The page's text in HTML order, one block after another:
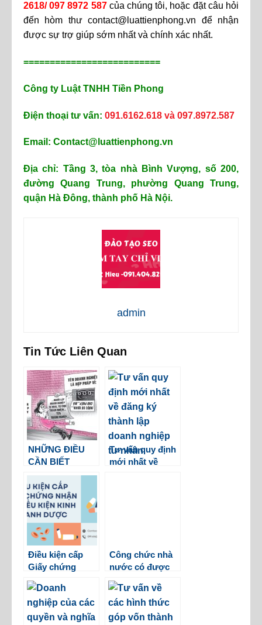
2618/ 097 8972 587của chúng tôi, hoặc đặt câu hỏi
đến hòm thưcontact@luattienphong.vn để nhận
được sự trợ giúp sớm nhất và chính xác nhất.
==========================
Công ty Luật TNHH Tiền Phong
Điện thoại tư vấn: 091.6162.618 và 097.8972.587
Email: Contact@luattienphong.vn
Địa chỉ: Tầng 3, tòa nhà Bình Vượng, số 200,
đường Quang Trung, phường Quang Trung,
quận Hà Đông, thành phố Hà Nội.
admin
Tin Tức Liên Quan
NHỮNG ĐIỀU
CẦN BIẾT
TRƯỚC KHI
ĐẶT TÊN CHO
DOANH NGHIỆP
Tư vấn quy định
mới nhất về
Điều kiện cấp
Giấy chứng
nhận đủ điều
kiện kinh doanh
dược
Công chức nhà
nước có được
thành lập, quản
lý doanh nghiệp
không?